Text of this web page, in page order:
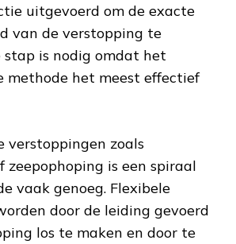
uitgevoerd om de exacte
van de verstopping te
stap is nodig omdat het
methode het meest effectief
verstoppingen zoals
zeepophoping is een spiraal
vaak genoeg. Flexibele
door de leiding gevoerd
los te maken en door te